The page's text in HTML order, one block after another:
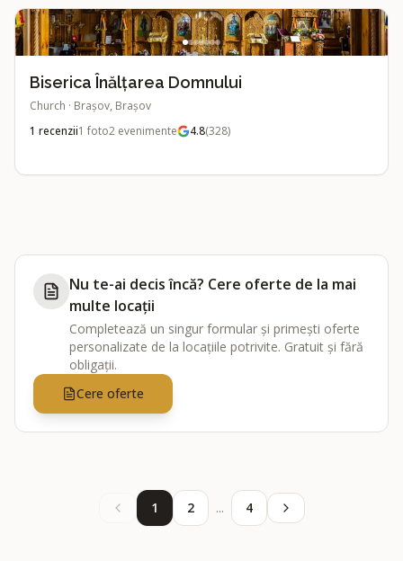
Biserica Înălțarea Domnului
Church · Brașov, Brașov
1 recenzii1 foto2 evenimente 4.8(328)
Nu te-ai decis încă? Cere oferte de la mai
multe locații
Completează un singur formular și primești oferte
personalizate de la locațiile potrivite. Gratuit și fără
obligații.
Cere oferte
1 2 ... 4